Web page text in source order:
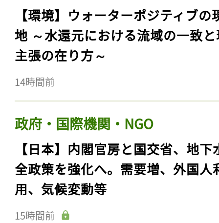
【環境】ウォーターポジティブの
地 ～水還元における流域の一致
主張の在り方～
14時間前
政府・国際機関・NGO
【日本】内閣官房と国交省、地下
全政策を強化へ。需要増、外国人
用、気候変動等
15時間前